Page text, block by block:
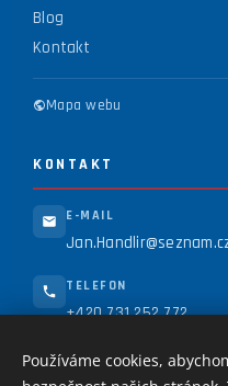
Blog
Kontakt
Mapa webu
KONTAKT
E-MAIL
TELEFON
+420 731 252 772
ADRESA
Používáme cookies,